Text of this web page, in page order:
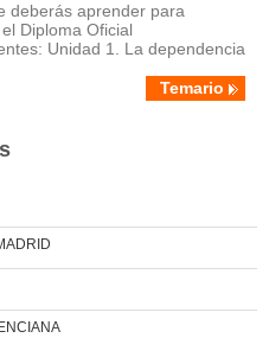
deberás aprender para
Diploma Oficial
Unidad 1. La dependencia
Temario